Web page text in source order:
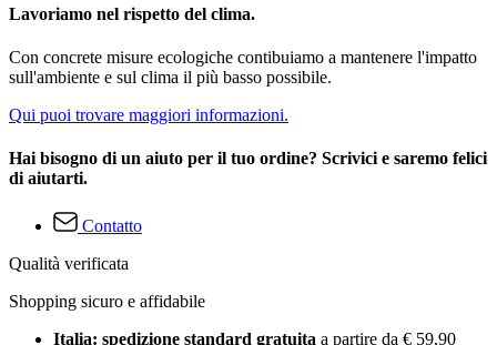
Lavoriamo nel rispetto del clima.
Con concrete misure ecologiche contibuiamo a mantenere l'impatto
sull'ambiente e sul clima il più basso possibile.
Qui puoi trovare maggiori informazioni.
Hai bisogno di un aiuto per il tuo ordine? Scrivici e saremo felici
di aiutarti.
Contatto
Qualità verificata
Shopping sicuro e affidabile
Italia: spedizione standard gratuita a partire da € 59,90